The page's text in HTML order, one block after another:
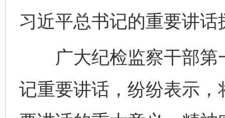
习近平总书记的重要讲
广大纪检监察干部第
记重要讲话，纷纷表示